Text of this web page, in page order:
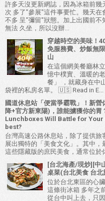
許多天沒更新網誌，因為冰箱前
次 多了"參展"這件事要忙。幾天
不多 呈"彌留"狀態。加上出國前
無法 久坐，所以沒辦...
穿越時空的美味！
免服務費、炒飯無
山
在這個網美餐廳林
憶中樸實、溫暖的
餐」 ，就藏身在中
袋裡的私房名單。 🇺🇸 Read in E...
國道休息站「便當爭霸戰」！新
降+官方新東陽)，誰能擄獲你的
Lunchboxes Will Battle for
best?
台灣高速公路休息站，除了提供
展出獨特的「美食文化」。其中，
這些隱藏版的庶民美食，通常位於
[台北海產/現炒][中
桌菜(台北美食 台北
位於台北東區的心
這條街冰箱 多年之
從台中叫上去，只